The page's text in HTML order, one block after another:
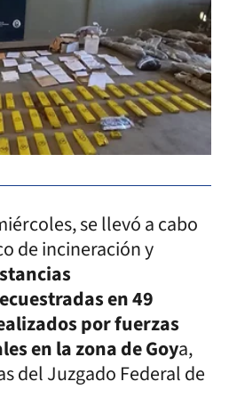
se llevó a cabo
de incineración y
en 49
por fuerzas
en la zona de Goya,
del Juzgado Federal de